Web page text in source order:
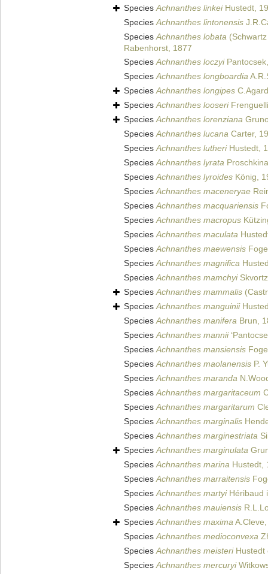
SpeciesAchnanthes linkeiHustedt,
SpeciesAchnanthes lintonensis
SpeciesAchnanthes lobata
Rabenhorst, 1877
SpeciesAchnanthes loczyi
SpeciesAchnanthes longboardia
SpeciesAchnanthes longipes
SpeciesAchnanthes looseri
SpeciesAchnanthes lorenziana
SpeciesAchnanthes lucana Carter,
SpeciesAchnanthes lutheriHustedt,
SpeciesAchnanthes lyrata
SpeciesAchnanthes lyroides König,
SpeciesAchnanthes maceneryae
SpeciesAchnanthes macquariensis
SpeciesAchnanthes macropus
SpeciesAchnanthes maculata
SpeciesAchnanthes maewensis
SpeciesAchnanthes magnifica
SpeciesAchnanthes mamchyi
SpeciesAchnanthes mammalis
SpeciesAchnanthes manguinii
SpeciesAchnanthes manifera Brun,
SpeciesAchnanthes mannii
SpeciesAchnanthes mansiensis
SpeciesAchnanthes maolanensis P.
SpeciesAchnanthes maranda
SpeciesAchnanthes margaritaceum
SpeciesAchnanthes margaritarum
SpeciesAchnanthes marginalis
SpeciesAchnanthes marginestriata
SpeciesAchnanthes marginulata
SpeciesAchnanthes marina Hustedt,
SpeciesAchnanthes marraitensis
SpeciesAchnanthes martyiHéribaud
SpeciesAchnanthes mauiensis
SpeciesAchnanthes maxima
SpeciesAchnanthes medioconvexa
SpeciesAchnanthes meisteriHustedt
SpeciesAchnanthes mercuryi